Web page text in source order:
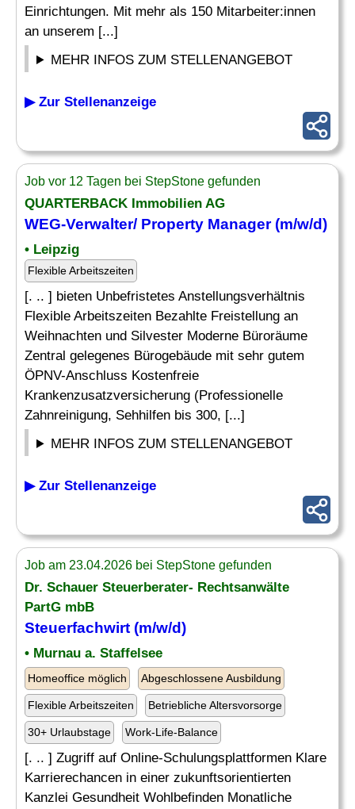
Einrichtungen. Mit mehr als 150 Mitarbeiter:innen
an unserem [...]
MEHR INFOS ZUM STELLENANGEBOT
▶ Zur Stellenanzeige
Job vor 12 Tagen bei StepStone gefunden
QUARTERBACK Immobilien AG
WEG-Verwalter/ Property Manager (m/w/d)
• Leipzig
Flexible Arbeitszeiten
[. .. ] bieten Unbefristetes Anstellungsverhältnis
Flexible Arbeitszeiten Bezahlte Freistellung an
Weihnachten und Silvester Moderne Büroräume
Zentral gelegenes Bürogebäude mit sehr gutem
ÖPNV-Anschluss Kostenfreie
Krankenzusatzversicherung (Professionelle
Zahnreinigung, Sehhilfen bis 300, [...]
MEHR INFOS ZUM STELLENANGEBOT
▶ Zur Stellenanzeige
Job am 23.04.2026 bei StepStone gefunden
Dr. Schauer Steuerberater- Rechtsanwälte
PartG mbB
Steuerfachwirt (m/w/d)
• Murnau a. Staffelsee
Homeoffice möglich Abgeschlossene Ausbildung
Flexible Arbeitszeiten Betriebliche Altersvorsorge
30+ Urlaubstage Work-Life-Balance
[. .. ] Zugriff auf Online-Schulungsplattformen Klare
Karrierechancen in einer zukunftsorientierten
Kanzlei Gesundheit Wohlbefinden Monatliche